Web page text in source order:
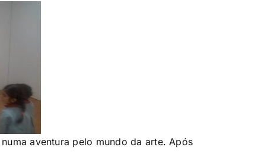
aventura pelo mundo da arte. Após